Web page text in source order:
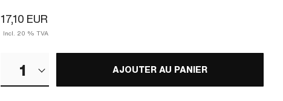
17,10 EUR
Incl. 20 % TVA
1 AJOUTER AU PANIER